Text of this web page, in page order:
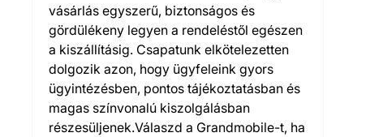
vásárlás egyszerű, biztonságos és
gördülékeny legyen a rendeléstől egészen
a kiszállításig. Csapatunk elkötelezetten
dolgozik azon, hogy ügyfeleink gyors
ügyintézésben, pontos tájékoztatásban és
magas színvonalú kiszolgálásban
részesüljenek.Válaszd a Grandmobile-t, ha